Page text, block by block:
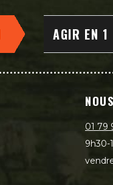
AGIR EN 1
01 79
9h30-